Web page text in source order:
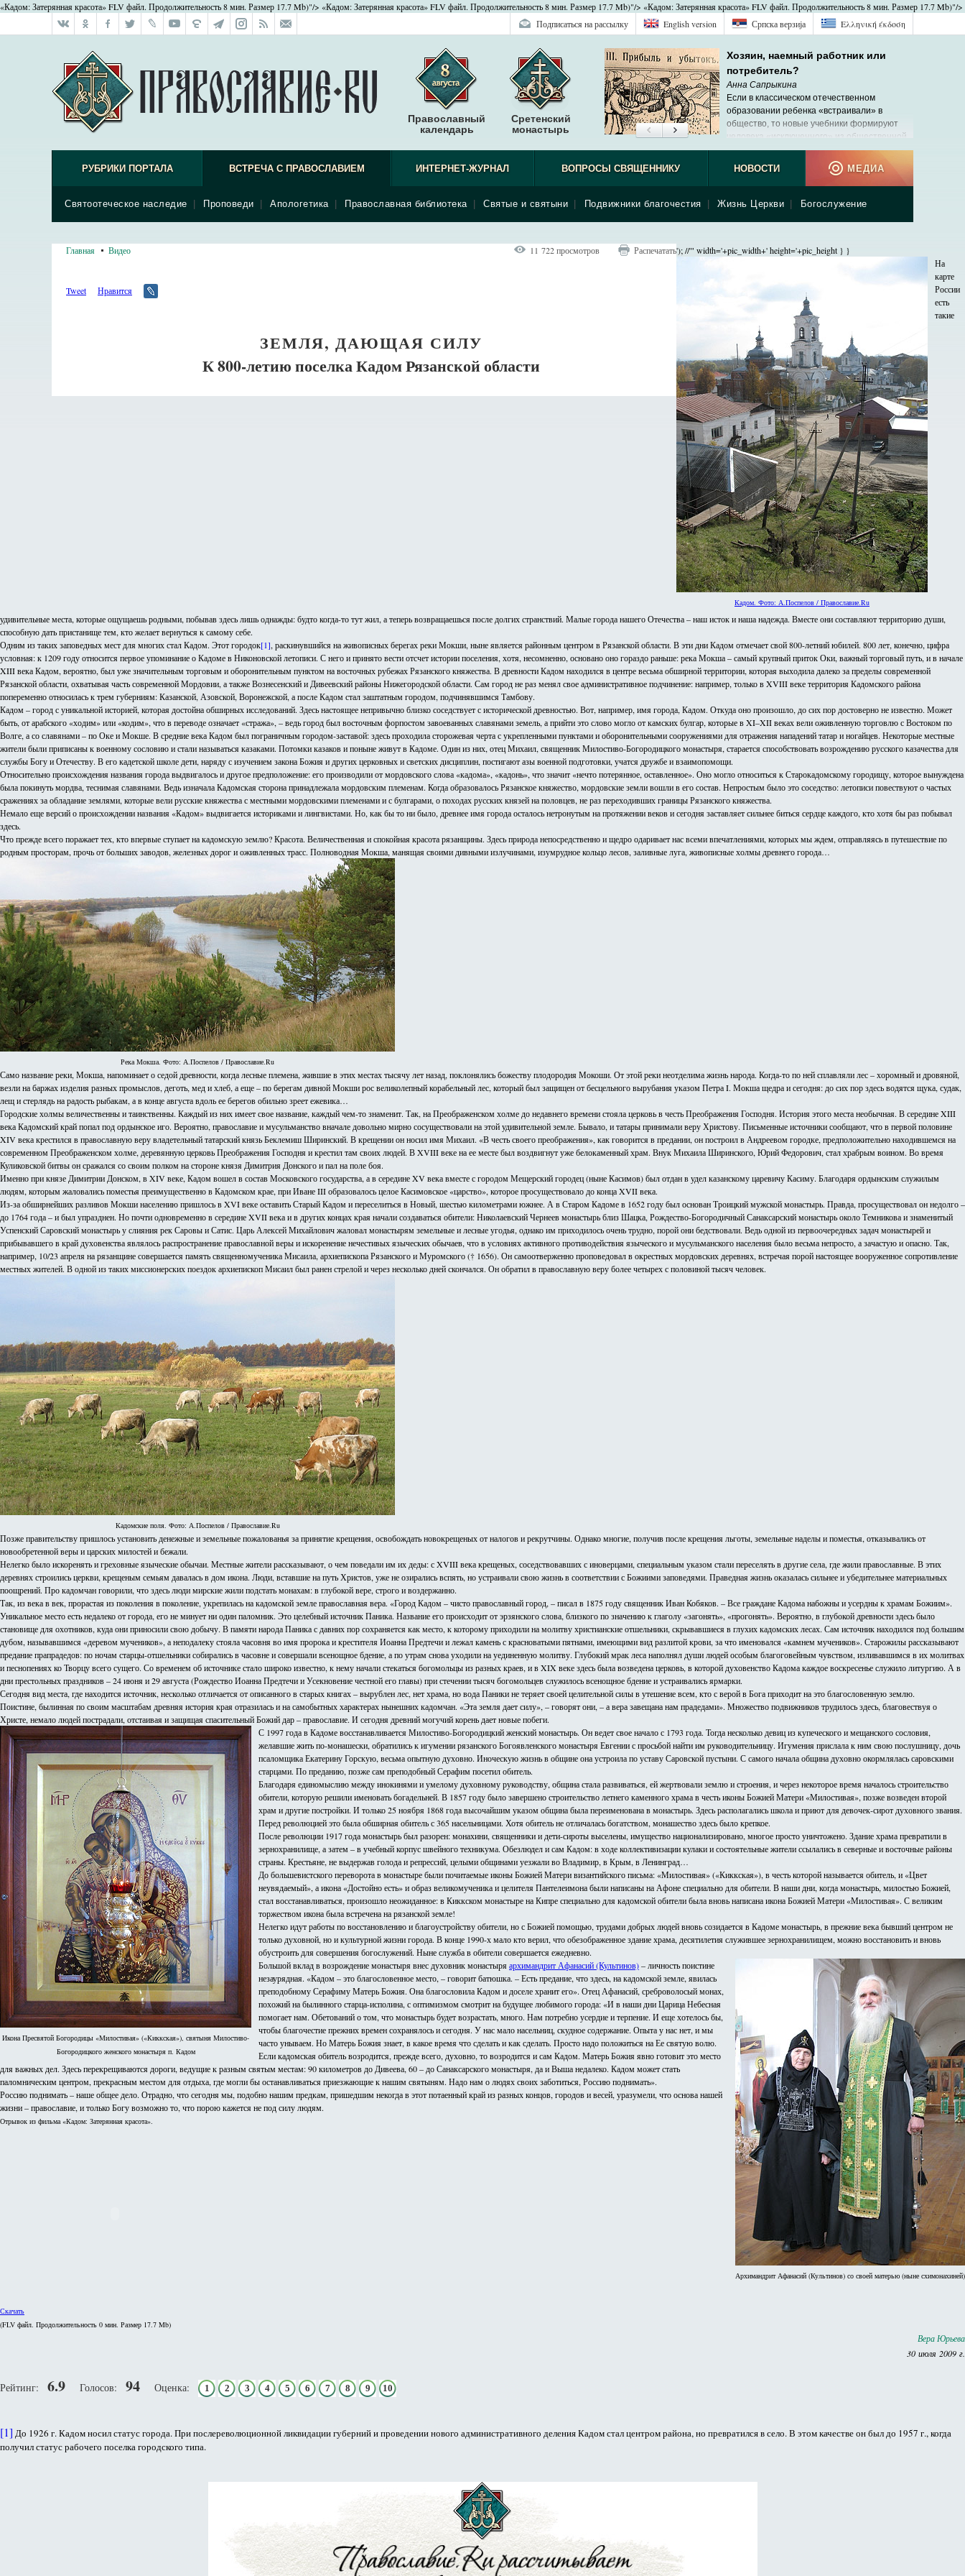
«Кадом: Затерянная красота» FLV файл. Продолжительность 8 мин. Размер 17.7 Mb)"/> «Кадом: Затерянная красота» FLV файл. Продолжительность 8 мин. Размер 17.7 Mb)"/> «Кадом: Затерянная красота» FLV файл. Продолжительность 8 мин. Размер 17.7 Mb)"/>
Ελληνική έκδοση
Српска верзиjа
English version
Подписаться на рассылку
Православный
календарь
Сретенский
монастырь
Хозяин, наемный работник или
потребитель?
Анна Сапрыкина
Если в классическом отечественном
образовании ребенка «встраивали» в
общество, то новые учебники формируют
человека «исключенного» из общественной,
реальной жизни.
РУБРИКИ ПОРТАЛА ВСТРЕЧА С ПРАВОСЛАВИЕМ
Святоотеческое наследие Проповеди Апологетика Православная библиотека Святые и святыни Подвижники благочестия Жизнь Церкви Богослужение
ИНТЕРНЕТ-ЖУРНАЛ ВОПРОСЫ СВЯЩЕННИКУ НОВОСТИ МЕДИА
Главная Видео 11 722 просмотров Распечатать
Tweet Нравится
ЗЕМЛЯ, ДАЮЩАЯ СИЛУ
К 800-летию поселка Кадом Рязанской области
'); //'" width='+pic_width+' height='+pic_height } }
Кадом. Фото: А.Поспелов / Православие.Ru
На
карте
России
есть
такие
удивительные места, которые ощущаешь родными, побывав здесь лишь однажды: будто когда-то тут жил, а теперь возвращаешься после долгих странствий. Малые города нашего Отечества – наш исток и наша надежда. Вместе они составляют территорию души,
способную дать пристанище тем, кто желает вернуться к самому себе.
Одним из таких заповедных мест для многих стал Кадом. Этот городок[1], раскинувшийся на живописных берегах реки Мокши, ныне является районным центром в Рязанской области. В эти дни Кадом отмечает свой 800-летний юбилей. 800 лет, конечно, цифра
условная: к 1209 году относится первое упоминание о Кадоме в Никоновской летописи. С него и принято вести отсчет истории поселения, хотя, несомненно, основано оно гораздо раньше: река Мокша – самый крупный приток Оки, важный торговый путь, и в начале
XIII века Кадом, вероятно, был уже значительным торговым и оборонительным пунктом на восточных рубежах Рязанского княжества. В древности Кадом находился в центре весьма обширной территории, которая выходила далеко за пределы современной
Рязанской области, охватывая часть современной Мордовии, а также Вознесенский и Дивеевский районы Нижегородской области. Сам город не раз менял свое административное подчинение: например, только в XVIII веке территория Кадомского района
попеременно относилась к трем губерниям: Казанской, Азовской, Воронежской, а после Кадом стал заштатным городом, подчинявшимся Тамбову.
Кадом – город с уникальной историей, которая достойна обширных исследований. Здесь настоящее непривычно близко соседствует с исторической древностью. Вот, например, имя города, Кадом. Откуда оно произошло, до сих пор достоверно не известно. Может
быть, от арабского «ходим» или «кодим», что в переводе означает «стража», – ведь город был восточным форпостом завоеванных славянами земель, а прийти это слово могло от камских булгар, которые в XI–XII веках вели оживленную торговлю с Востоком по
Волге, а со славянами – по Оке и Мокше. В средние века Кадом был пограничным городом-заставой: здесь проходила сторожевая черта с укрепленными пунктами и оборонительными сооружениями для отражения нападений татар и ногайцев. Некоторые местные
жители были приписаны к военному сословию и стали называться казаками. Потомки казаков и поныне живут в Кадоме. Один из них, отец Михаил, священник Милостиво-Богородицкого монастыря, старается способствовать возрождению русского казачества для
службы Богу и Отечеству. В его кадетской школе дети, наряду с изучением закона Божия и других церковных и светских дисциплин, постигают азы военной подготовки, учатся дружбе и взаимопомощи.
Относительно происхождения названия города выдвигалось и другое предположение: его производили от мордовского слова «кадома», «кадонь», что значит «нечто потерянное, оставленное». Оно могло относиться к Старокадомскому городищу, которое вынуждена
была покинуть мордва, теснимая славянами. Ведь изначала Кадомская сторона принадлежала мордовским племенам. Когда образовалось Рязанское княжество, мордовские земли вошли в его состав. Непростым было это соседство: летописи повествуют о частых
сражениях за обладание землями, которые вели русские княжества с местными мордовскими племенами и с булгарами, о походах русских князей на половцев, не раз переходивших границы Рязанского княжества.
Немало еще версий о происхождении названия «Кадом» выдвигается историками и лингвистами. Но, как бы то ни было, древнее имя города осталось нетронутым на протяжении веков и сегодня заставляет сильнее биться сердце каждого, кто хотя бы раз побывал
здесь.
Что прежде всего поражает тех, кто впервые ступает на кадомскую землю? Красота. Величественная и спокойная красота рязанщины. Здесь природа непосредственно и щедро одаривает нас всеми впечатлениями, которых мы ждем, отправляясь в путешествие по
родным просторам, прочь от больших заводов, железных дорог и оживленных трасс. Полноводная Мокша, манящая своими дивными излучинами, изумрудное кольцо лесов, заливные луга, живописные холмы древнего города…
Река Мокша. Фото: А.Поспелов / Православие.Ru
Само название реки, Мокша, напоминает о седой древности, когда лесные племена, жившие в этих местах тысячу лет назад, поклонялись божеству плодородия Мокоши. От этой реки неотделима жизнь народа. Когда-то по ней сплавляли лес – хоромный и дровяной,
везли на баржах изделия разных промыслов, деготь, мед и хлеб, а еще – по берегам дивной Мокши рос великолепный корабельный лес, который был защищен от бесцельного вырубания указом Петра I. Мокша щедра и сегодня: до сих пор здесь водятся щука, судак,
лещ и стерлядь на радость рыбакам, а в конце августа вдоль ее берегов обильно зреет ежевика…
Городские холмы величественны и таинственны. Каждый из них имеет свое название, каждый чем-то знаменит. Так, на Преображенском холме до недавнего времени стояла церковь в честь Преображения Господня. История этого места необычная. В середине XIII
века Кадомский край попал под ордынское иго. Вероятно, православие и мусульманство вначале довольно мирно сосуществовали на этой удивительной земле. Бывало, и татары принимали веру Христову. Письменные источники сообщают, что в первой половине
XIV века крестился в православную веру владетельный татарский князь Беклемиш Ширинский. В крещении он носил имя Михаил. «В честь своего преображения», как говорится в предании, он построил в Андреевом городке, предположительно находившемся на
современном Преображенском холме, деревянную церковь Преображения Господня и крестил там своих людей. В XVIII веке на ее месте был воздвигнут уже белокаменный храм. Внук Михаила Ширинского, Юрий Федорович, стал храбрым воином. Во время
Куликовской битвы он сражался со своим полком на стороне князя Димитрия Донского и пал на поле боя.
Именно при князе Димитрии Донском, в XIV веке, Кадом вошел в состав Московского государства, а в середине XV века вместе с городом Мещерский городец (ныне Касимов) был отдан в удел казанскому царевичу Касиму. Благодаря ордынским служилым
людям, которым жаловались поместья преимущественно в Кадомском крае, при Иване III образовалось целое Касимовское «царство», которое просуществовало до конца XVII века.
Из-за обширнейших разливов Мокши населению пришлось в XVI веке оставить Старый Кадом и переселиться в Новый, шестью километрами южнее. А в Старом Кадоме в 1652 году был основан Троицкий мужской монастырь. Правда, просуществовал он недолго –
до 1764 года – и был упразднен. Но почти одновременно в середине XVII века и в других концах края начали создаваться обители: Николаевский Чернеев монастырь близ Шацка, Рождество-Богородичный Санаксарский монастырь около Темникова и знаменитый
Успенский Саровский монастырь у слияния рек Саровы и Сатис. Царь Алексей Михайлович жаловал монастырям земельные и лесные угодья, однако им приходилось очень трудно, порой они бедствовали. Ведь одной из первоочередных задач монастырей и
прибывавшего в край духовенства являлось распространение православной веры и искоренение нечестивых языческих обычаев, что в условиях активного противодействия языческого и мусульманского населения было весьма непросто, а зачастую и опасно. Так,
например, 10/23 апреля на рязанщине совершается память священномученика Мисаила, архиепископа Рязанского и Муромского († 1656). Он самоотверженно проповедовал в окрестных мордовских деревнях, встречая порой настоящее вооруженное сопротивление
местных жителей. В одной из таких миссионерских поездок архиепископ Мисаил был ранен стрелой и через несколько дней скончался. Он обратил в православную веру более четырех с половиной тысяч человек.
Кадомские поля. Фото: А.Поспелов / Православие.Ru
Позже правительству пришлось установить денежные и земельные пожалованья за принятие крещения, освобождать новокрещеных от налогов и рекрутчины. Однако многие, получив после крещения льготы, земельные наделы и поместья, отказывались от
новообретенной веры и царских милостей и бежали.
Нелегко было искоренять и греховные языческие обычаи. Местные жители рассказывают, о чем поведали им их деды: с XVIII века крещеных, соседствовавших с иноверцами, специальным указом стали переселять в другие села, где жили православные. В этих
деревнях строились церкви, крещеным семьям давалась в дом икона. Люди, вставшие на путь Христов, уже не озирались вспять, но устраивали свою жизнь в соответствии с Божиими заповедями. Праведная жизнь оказалась сильнее и убедительнее материальных
поощрений. Про кадомчан говорили, что здесь люди мирские жили подстать монахам: в глубокой вере, строго и воздержанно.
Так, из века в век, прорастая из поколения в поколение, укрепилась на кадомской земле православная вера. «Город Кадом – чисто православный город, – писал в 1875 году священник Иван Кобяков. – Все граждане Кадома набожны и усердны к храмам Божиим».
Уникальное место есть недалеко от города, его не минует ни один паломник. Это целебный источник Паника. Название его происходит от эрзянского слова, близкого по значению к глаголу «загонять», «прогонять». Вероятно, в глубокой древности здесь было
становище для охотников, куда они приносили свою добычу. В памяти народа Паника с давних пор сохраняется как место, к которому приходили на молитву христианские отшельники, скрывавшиеся в глухих кадомских лесах. Сам источник находился под большим
дубом, называвшимся «деревом мучеников», а неподалеку стояла часовня во имя пророка и крестителя Иоанна Предтечи и лежал камень с красноватыми пятнами, имеющими вид разлитой крови, за что именовался «камнем мучеников». Старожилы рассказывают
предание прапрадедов: по ночам старцы-отшельники собирались в часовне и совершали всенощное бдение, а по утрам снова уходили на уединенную молитву. Глубокий мрак леса наполнял души людей особым благоговейным чувством, изливавшимся в их молитвах
и песнопениях ко Творцу всего сущего. Со временем об источнике стало широко известно, к нему начали стекаться богомольцы из разных краев, и в XIX веке здесь была возведена церковь, в которой духовенство Кадома каждое воскресенье служило литургию. А в
дни престольных праздников – 24 июня и 29 августа (Рождество Иоанна Предтечи и Усекновение честной его главы) при стечении тысяч богомольцев служилось всенощное бдение и устраивались ярмарки.
Сегодня вид места, где находится источник, несколько отличается от описанного в старых книгах – вырублен лес, нет храма, но вода Паники не теряет своей целительной силы в утешение всем, кто с верой в Бога приходит на это благословенную землю.
Поистине, былинная по своим масштабам древняя история края отразилась и на самобытных характерах нынешних кадомчан. «Эта земля дает силу», – говорят они, – а вера завещана нам прадедами». Множество подвижников трудилось здесь, благовествуя о
Христе, немало людей пострадали, отстаивая и защищая спасительный Божий дар – православие. И сегодня древний могучий корень дает новые побеги.
Икона Пресвятой Богородицы «Милостивая» («Киккская»), святыня Милостиво-
Богородицкого женского монастыря п. Кадом
С 1997 года в Кадоме восстанавливается Милостиво-Богородицкий женский монастырь. Он ведет свое начало с 1793 года. Тогда несколько девиц из купеческого и мещанского сословия,
желавшие жить по-монашески, обратились к игумении рязанского Богоявленского монастыря Евгении с просьбой найти им руководительницу. Игумения прислала к ним свою послушницу, дочь
псаломщика Екатерину Горскую, весьма опытную духовно. Иноческую жизнь в общине она устроила по уставу Саровской пустыни. С самого начала община духовно окормлялась саровскими
старцами. По преданию, позже сам преподобный Серафим посетил обитель.
Благодаря единомыслию между инокинями и умелому духовному руководству, община стала развиваться, ей жертвовали землю и строения, и через некоторое время началось строительство
обители, которую решили именовать богадельней. В 1857 году было завершено строительство летнего каменного храма в честь иконы Божией Матери «Милостивая», позже возведен второй
храм и другие постройки. И только 25 ноября 1868 года высочайшим указом община была переименована в монастырь. Здесь располагались школа и приют для девочек-сирот духовного звания.
Перед революцией это была обширная обитель с 365 насельницами. Хотя обитель не отличалась богатством, монашество здесь было крепкое.
После революции 1917 года монастырь был разорен: монахини, священники и дети-сироты выселены, имущество национализировано, многое просто уничтожено. Здание храма превратили в
зернохранилище, а затем – в учебный корпус швейного техникума. Обезлюдел и сам Кадом: в ходе коллективизации кулаки и состоятельные жители ссылались в северные и восточные районы
страны. Крестьяне, не выдержав голода и репрессий, целыми общинами уезжали во Владимир, в Крым, в Ленинград…
До большевистского переворота в монастыре были почитаемые иконы Божией Матери византийского письма: «Милостивая» («Киккская»), в честь которой называется обитель, и «Цвет
неувядаемый», а икона «Достойно есть» и образ великомученика и целителя Пантелеимона были написаны на Афоне специально для обители. В наши дни, когда монастырь, милостью Божией,
стал восстанавливаться, произошло неожиданное: в Киккском монастыре на Кипре специально для кадомской обители была вновь написана икона Божией Матери «Милостивая». С великим
торжеством икона была встречена на рязанской земле!
Нелегко идут работы по восстановлению и благоустройству обители, но с Божией помощью, трудами добрых людей вновь созидается в Кадоме монастырь, в прежние века бывший центром не
только духовной, но и культурной жизни города. В конце 1990-х мало кто верил, что обезображенное здание храма, десятилетия служившее зернохранилищем, можно восстановить и вновь
обустроить для совершения богослужений. Ныне служба в обители совершается ежедневно.
Архимандрит Афанасий (Культинов) со своей матерью (ныне схимонахиней)
Большой вклад в возрождение монастыря внес духовник монастыряархимандрит Афанасий (Культинов)– личность поистине
незаурядная. «Кадом – это благословенное место, – говорит батюшка. – Есть предание, что здесь, на кадомской земле, явилась
преподобному Серафиму Матерь Божия. Она благословила Кадом и доселе хранит его». Отец Афанасий, среброволосый монах,
похожий на былинного старца-исполина, с оптимизмом смотрит на будущее любимого города: «И в наши дни Царица Небесная
помогает нам. Обетований о том, что монастырь будет возрастать, много. Нам потребно усердие и терпение. И еще хотелось бы,
чтобы благочестие прежних времен сохранялось и сегодня. У нас мало насельниц, скудное содержание. Опыта у нас нет, и мы
часто унываем. Но Матерь Божия знает, в какое время что сделать и как сделать. Просто надо положиться на Ее святую волю.
Если кадомская обитель возродится, прежде всего, духовно, то возродится и сам Кадом. Матерь Божия явно готовит это место
для важных дел. Здесь перекрещиваются дороги, ведущие к разным святым местам: 90 километров до Дивеева, 60 – до Санаксарского монастыря, да и Выша недалеко. Кадом может стать
паломническим центром, прекрасным местом для отдыха, где могли бы останавливаться приезжающие к нашим святыням. Надо нам о людях своих заботиться, Россию поднимать».
Россию поднимать – наше общее дело. Отрадно, что сегодня мы, подобно нашим предкам, пришедшим некогда в этот потаенный край из разных концов, городов и весей, уразумели, что основа нашей
жизни – православие, и только Богу возможно то, что порою кажется не под силу людям.
Отрывок из фильма «Кадом: Затерянная красота».
Скачать
(FLV файл. Продолжительность 0 мин. Размер 17.7 Mb)
Вера Юрьева
30 июля 2009 г.
Рейтинг: 6.9 Голосов: 94 Оценка: 1 2 3 4 5 6 7 8 9 10
[1] До 1926 г. Кадом носил статус города. При послереволюционной ликвидации губерний и проведении нового административного деления Кадом стал центром района, но превратился в село. В этом качестве он был до 1957 г., когда
получил статус рабочего поселка городского типа.